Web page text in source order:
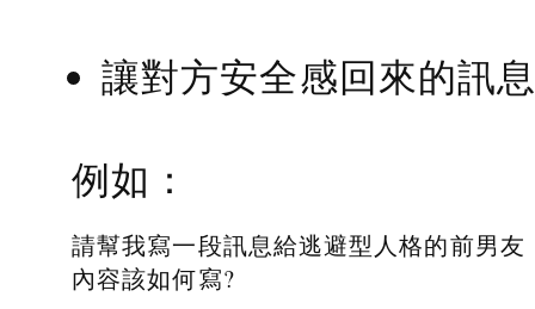
讓對方安全感回來的訊
例如：
請幫我寫一段訊息給逃避型人格的前男友
內容該如何寫?